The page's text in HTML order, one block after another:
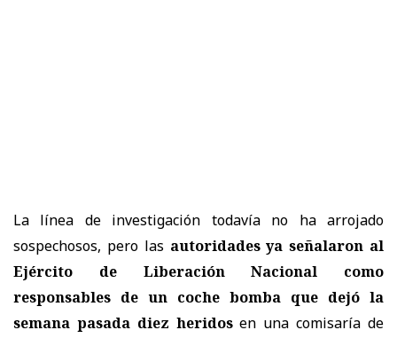
La línea de investigación todavía no ha arrojado
sospechosos, pero las autoridades ya señalaron al
Ejército de Liberación Nacional como
responsables de un coche bomba que dejó la
semana pasada diez heridosen una comisaría de